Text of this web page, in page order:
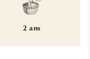
2 ans